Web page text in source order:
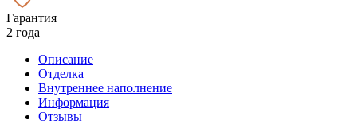
Гарантия
2 года
Описание
Отделка
Внутреннее наполнение
Информация
Отзывы